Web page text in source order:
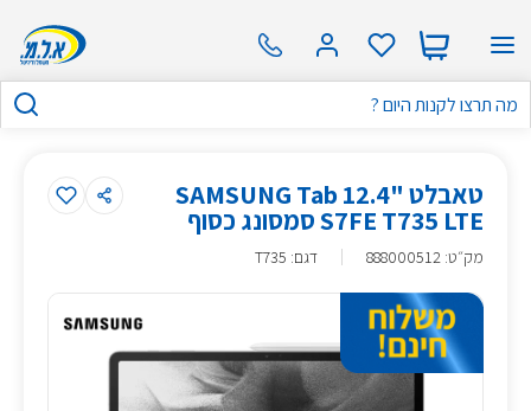
טאבלט "12.4 SAMSUNG Tab
S7FE T735 LTE סמסונג כסוף
מק״ט:
888000512 דגם: T735